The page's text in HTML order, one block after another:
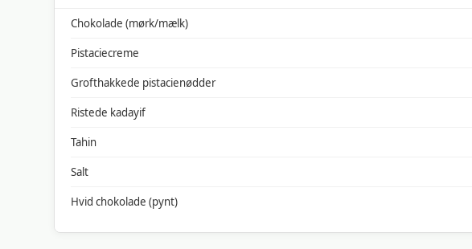
Chokolade (mørk/mælk)
Pistaciecreme
Grofthakkede pistacienødder
Ristede kadayif
Tahin
Salt
Hvid chokolade (pynt)